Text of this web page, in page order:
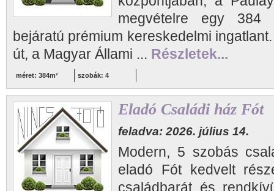
megvételre egy 384
bejáratú prémium kereskedelmi
út, a Magyar Állami ... Részletek...
méret: 384m² szobák: 4
Eladó Családi ház Fót
feladva: 2026. július 14.
Modern, 5 szobás
eladó Fót kedvelt
családbarát és